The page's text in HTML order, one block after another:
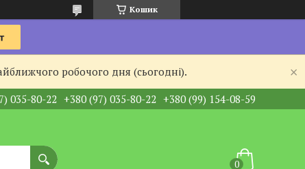
Кошик
робочого дня (сьогодні).
035-80-22 +380 (97) 035-80-22 +380 (99) 154-08-59